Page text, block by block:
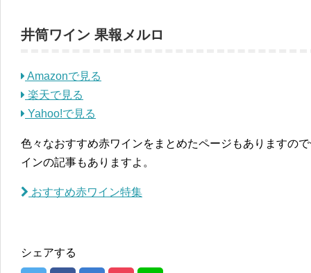
井筒ワイン 果報メルロ
Amazonで見る
楽天で見る
Yahoo!で見る
色々なおすすめ赤ワインをまとめたページもありますの
インの記事もありますよ。
おすすめ赤ワイン特集
シェアする